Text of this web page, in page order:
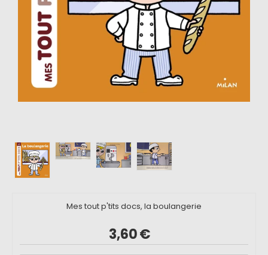
Mes tout p'tits docs, la boulangerie
3,60€